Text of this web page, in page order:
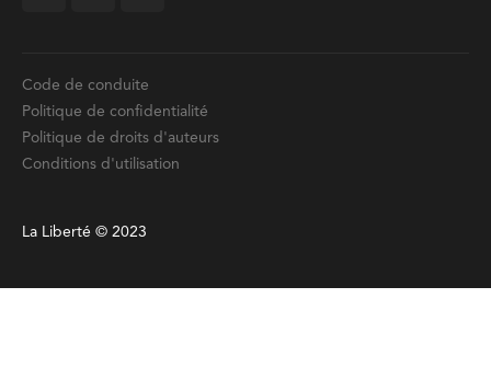
Code de conduite
Politique de confidentialité
Politique de droits d'auteurs
Conditions d'utilisation
La Liberté © 2023